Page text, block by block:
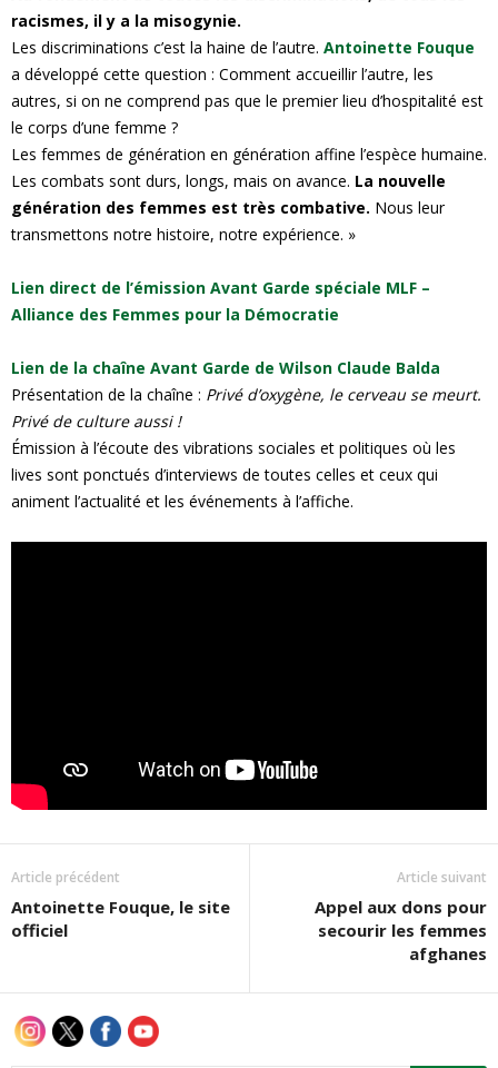
racismes, il y a la misogynie.
Les discriminations c’est la haine de l’autre. Antoinette Fouque
a développé cette question : Comment accueillir l’autre, les
autres, si on ne comprend pas que le premier lieu d’hospitalité est
le corps d’une femme ?
Les femmes de génération en génération affine l’espèce humaine.
Les combats sont durs, longs, mais on avance. La nouvelle
génération des femmes est très combative. Nous leur
transmettons notre histoire, notre expérience. »
Lien direct de l’émission Avant Garde spéciale MLF –
Alliance des Femmes pour la Démocratie
Lien de la chaîne Avant Garde de Wilson Claude Balda
Présentation de la chaîne : Privé d’oxygène, le cerveau se meurt.
Privé de culture aussi !
Émission à l’écoute des vibrations sociales et politiques où les
lives sont ponctués d’interviews de toutes celles et ceux qui
animent l’actualité et les événements à l’affiche.
Article précédent
Antoinette Fouque, le site
officiel
Article suivant
Appel aux dons pour
secourir les femmes
afghanes